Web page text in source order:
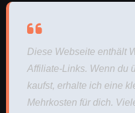
Diese Webseite enthält
Affiliate-Links. Wenn du
kaufst, erhalte ich eine
Mehrkosten für dich.